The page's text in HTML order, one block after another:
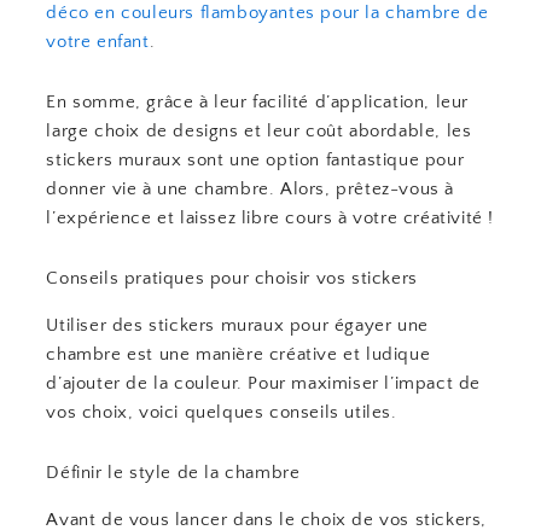
déco en couleurs flamboyantes pour la chambre de
votre enfant.
En somme, grâce à leur facilité d’application, leur
large choix de designs et leur coût abordable, les
stickers muraux sont une option fantastique pour
donner vie à une chambre. Alors, prêtez-vous à
l’expérience et laissez libre cours à votre créativité !
Conseils pratiques pour choisir vos stickers
Utiliser des stickers muraux pour égayer une
chambre est une manière créative et ludique
d’ajouter de la couleur. Pour maximiser l’impact de
vos choix, voici quelques conseils utiles.
Définir le style de la chambre
Avant de vous lancer dans le choix de vos stickers,